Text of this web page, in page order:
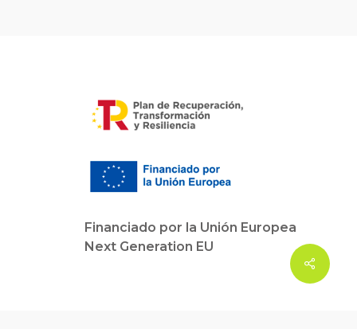
Financiado por la Unión Europea
Next Generation EU